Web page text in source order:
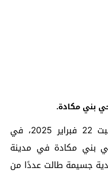
بني مكادة.
، صباح اليوم السبت 22 فبراير 2025، في
بني مكادة في مدينة
جسيمة طالت عددًا من